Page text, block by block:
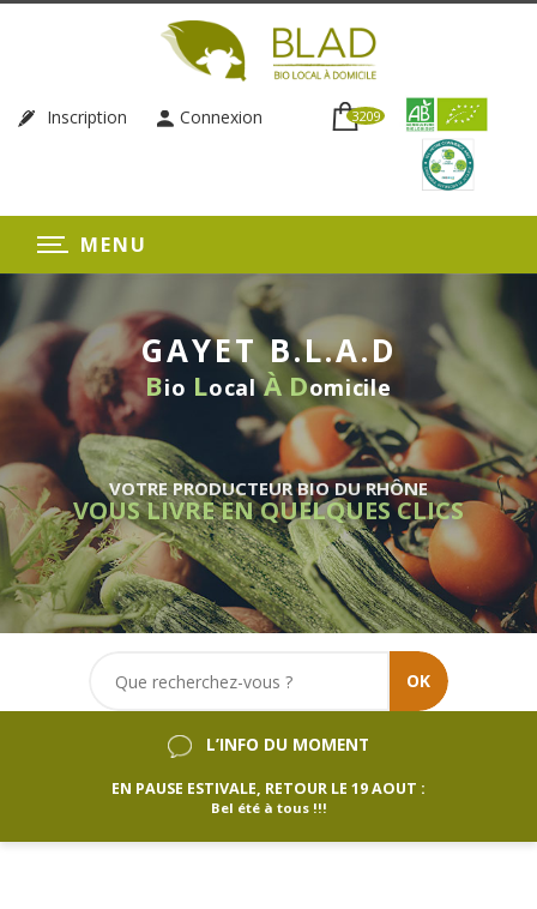
Inscription Connexion 3209
MENU
GAYET B.L.A.D
Bio LocalÀ Domicile
VOTRE PRODUCTEUR BIO DU RHÔNE
VOUS LIVRE EN QUELQUES CLICS
OK
L’INFO DU MOMENT
EN PAUSE ESTIVALE, RETOUR LE 19 AOUT :
Bel été à tous !!!